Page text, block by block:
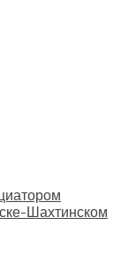
Шахтинском